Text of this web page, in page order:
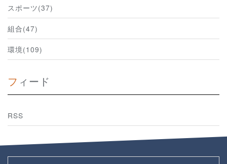
スポーツ(37)
組合(47)
環境(109)
フィード
RSS